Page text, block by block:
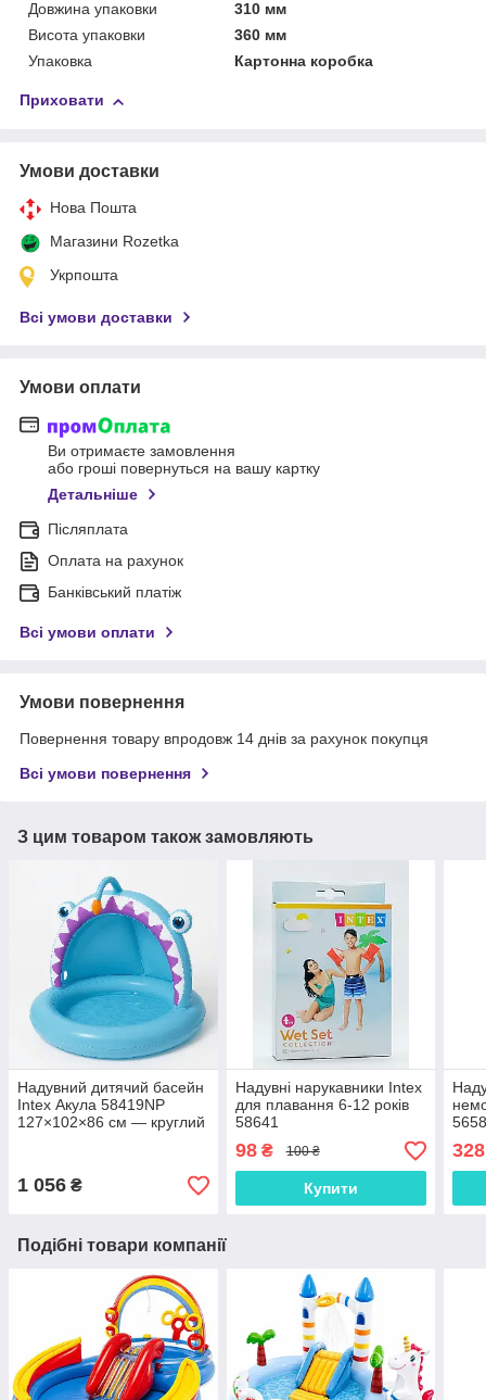
Довжина упаковки
310 мм
Висота упаковки
360 мм
Упаковка
Картонна коробка
Приховати
Умови доставки
Нова Пошта
Магазини Rozetka
Укрпошта
Всі умови доставки
Умови оплати
Ви отримаєте замовлення
або гроші повернуться на вашу картку
Детальніше
Післяплата
Оплата на рахунок
Банківський платіж
Всі умови оплати
Умови повернення
Повернення товару впродовж 14 днів за рахунок покупця
Всі умови повернення
З цим товаром також замовляють
Надувний дитячий басейн
Intex Акула 58419NP
127×102×86 см — круглий
1 056 ₴
Надувні нарукавники Intex
для плавання 6-12 років
58641
98₴ 100 ₴
Купити
Подібні товари компанії